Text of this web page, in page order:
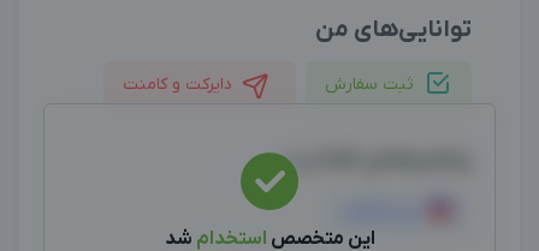
توانایی‌های من
ثبت سفارش دایرکت و کامنت
پلتفرم‌های فعالیت
این متخصص استخدام شد